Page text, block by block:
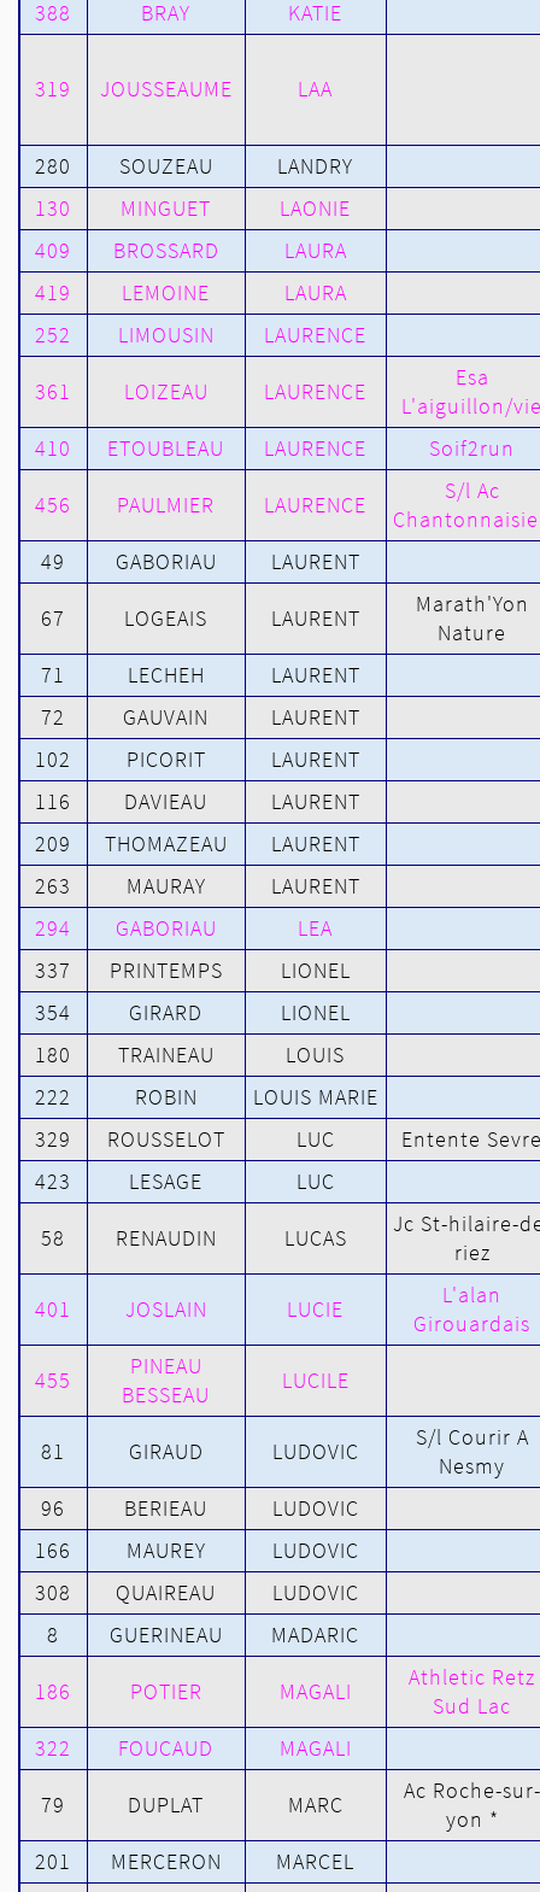
388
BRAY KATIE
319 JOUSSEAUME LAA
280 SOUZEAU
LANDRY
130
MINGUET
LAONIE
409
BROSSARD
LAURA
419
LEMOINE
LAURA
252
LIMOUSIN LAURENCE
361 LOIZEAU LAURENCE
Esa
L'aiguillon/
410
ETOUBLEAU LAURENCE Soif2run
456 PAULMIER LAURENCE
S/l Ac
49
GABORIAU LAURENT
67 LOGEAIS LAURENT
Marath'Yon
Nature
71
LECHEH
LAURENT
72
GAUVAIN
LAURENT
102
PICORIT
LAURENT
116
DAVIEAU
LAURENT
209
THOMAZEAU
LAURENT
263
MAURAY
LAURENT
294
GABORIAU
LEA
337
PRINTEMPS
LIONEL
354
GIRARD
LIONEL
180
TRAINEAU
LOUIS
222
ROBIN
LOUIS MARIE
329
ROUSSELOT LUC
Entente
423
LESAGE LUC
58 RENAUDIN LUCAS
Jc St-hilaire-
riez
401 JOSLAIN LUCIE
L'alan
Girouardais
455
PINEAU
BESSEAU
LUCILE
81 GIRAUD LUDOVIC
S/l Courir A
Nesmy
96
BERIEAU
LUDOVIC
166
MAUREY
LUDOVIC
308
QUAIREAU
LUDOVIC
8
GUERINEAU MADARIC
186 POTIER MAGALI
Athletic Retz
Sud Lac
322
FOUCAUD MAGALI
79 DUPLAT MARC
Ac Roche-sur-
yon *
201
MERCERON
MARCEL